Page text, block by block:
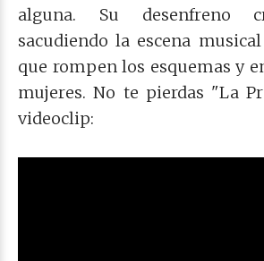
alguna. Su desenfreno
sacudiendo la escena
que rompen los esquemas y
mujeres.No te pierdas "La
videoclip: